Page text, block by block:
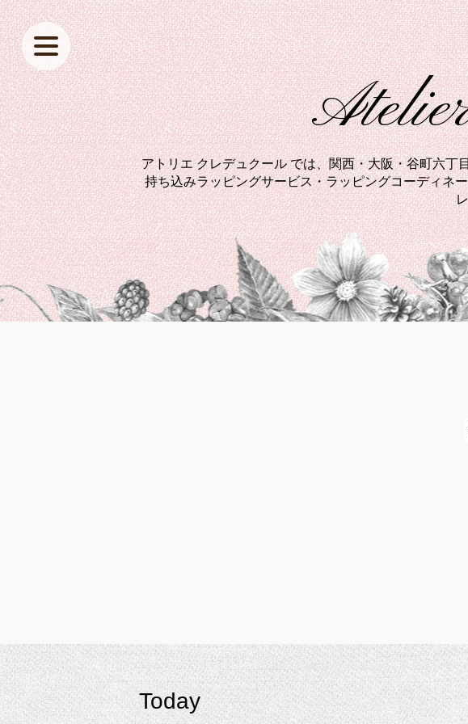
アトリエ クレデュクール では、関西・大阪・谷町六丁
持ち込みラッピングサービス・ラッピングコーディネ
Today